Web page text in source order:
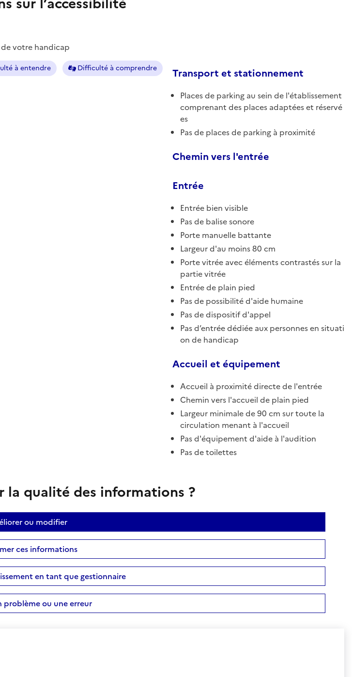
votre handicap
à entendre Difficulté à comprendre Transport et stationnement
Places de parking au sein de l'établissement
comprenant des places adaptées et réservé
es
Pas de places de parking à proximité
Chemin vers l'entrée
Entrée
Entrée bien visible
Pas de balise sonore
Porte manuelle battante
Largeur d'au moins 80 cm
Porte vitrée avec éléments contrastés sur la
partie vitrée
Entrée de plain pied
Pas de possibilité d'aide humaine
Pas de dispositif d'appel
Pas d’entrée dédiée aux personnes en situati
on de handicap
Accueil et équipement
Accueil à proximité directe de l'entrée
Chemin vers l'accueil de plain pied
Largeur minimale de 90 cm sur toute la
circulation menant à l'accueil
Pas d'équipement d'aide à l'audition
Pas de toilettes
la qualité des informations ?
ou modifier
ces informations
en tant que gestionnaire
problème ou une erreur